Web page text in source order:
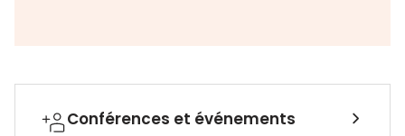
Conférences et événements